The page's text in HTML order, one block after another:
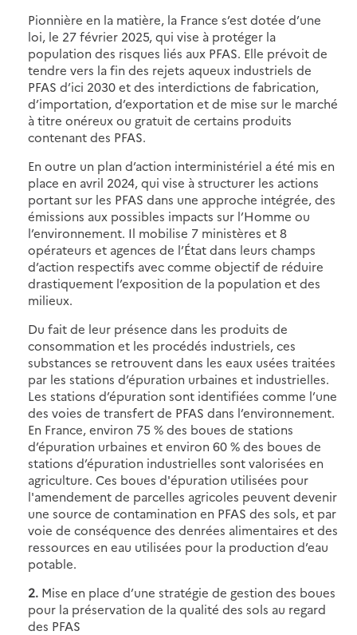
Pionnière en la matière, la France s’est dotée d’une
loi, le 27 février 2025, qui vise à protéger la
population des risques liés aux PFAS. Elle prévoit de
tendre vers la fin des rejets aqueux industriels de
PFAS d’ici 2030 et des interdictions de fabrication,
d’importation, d’exportation et de mise sur le marché
à titre onéreux ou gratuit de certains produits
contenant des PFAS.
En outre un plan d’action interministériel a été mis en
place en avril 2024, qui vise à structurer les actions
portant sur les PFAS dans une approche intégrée, des
émissions aux possibles impacts sur l’Homme ou
l’environnement. Il mobilise 7 ministères et 8
opérateurs et agences de l’État dans leurs champs
d’action respectifs avec comme objectif de réduire
drastiquement l’exposition de la population et des
milieux.
Du fait de leur présence dans les produits de
consommation et les procédés industriels, ces
substances se retrouvent dans les eaux usées traitées
par les stations d’épuration urbaines et industrielles.
Les stations d’épuration sont identifiées comme l’une
des voies de transfert de PFAS dans l’environnement.
En France, environ 75 % des boues de stations
d’épuration urbaines et environ 60 % des boues de
stations d’épuration industrielles sont valorisées en
agriculture. Ces boues d'épuration utilisées pour
l'amendement de parcelles agricoles peuvent devenir
une source de contamination en PFAS des sols, et par
voie de conséquence des denrées alimentaires et des
ressources en eau utilisées pour la production d’eau
potable.
2. Mise en place d’une stratégie de gestion des boues
pour la préservation de la qualité des sols au regard
des PFAS